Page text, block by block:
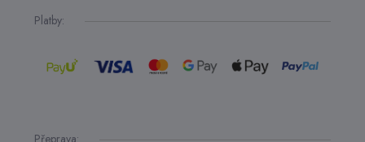
Platby:
Přeprava: